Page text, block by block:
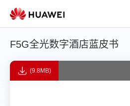
F5G全光数字酒店蓝皮书
(9.8MB)